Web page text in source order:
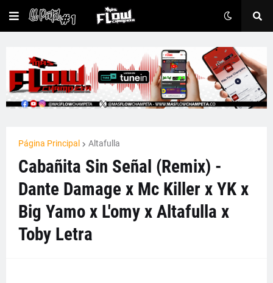
Página Principal Altafulla
Cabañita Sin Señal (Remix) -
Dante Damage x Mc Killer x YK x
Big Yamo x L'omy x Altafulla x
Toby Letra